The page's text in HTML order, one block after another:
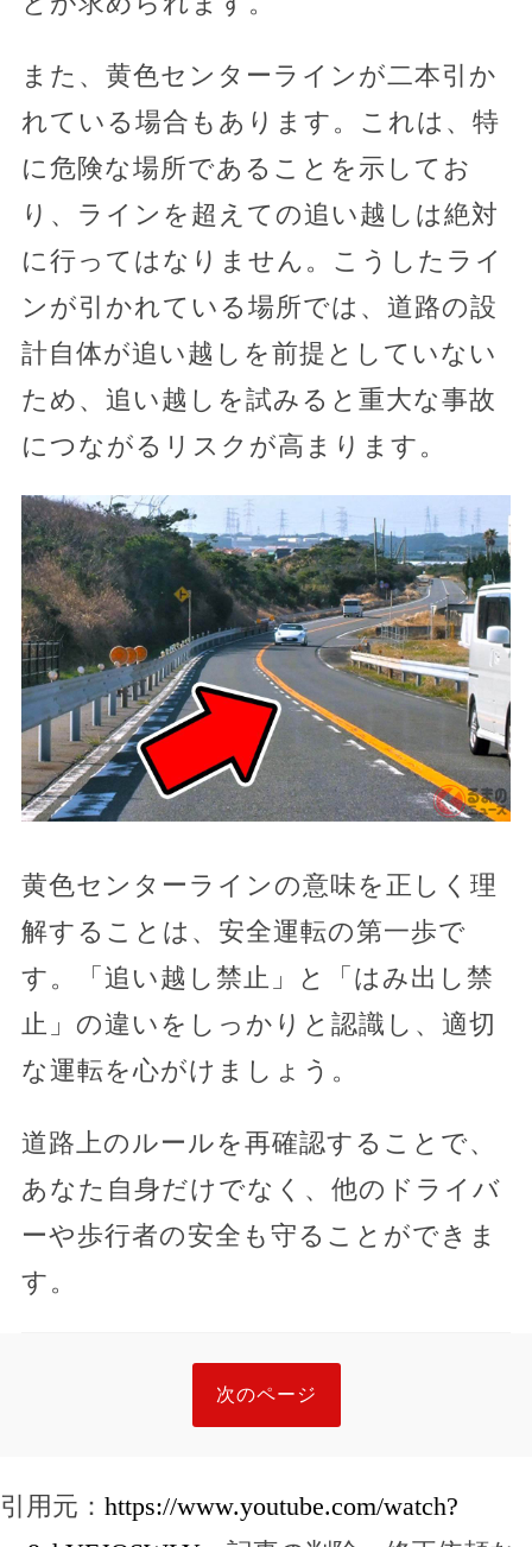
また、黄色センターラインが二本引か
れている場合もあります。これは、特
に危険な場所であることを示してお
り、ラインを超えての追い越しは絶対
に行ってはなりません。こうしたライ
ンが引かれている場所では、道路の設
計自体が追い越しを前提としていない
ため、追い越しを試みると重大な事故
につながるリスクが高まります。
黄色センターラインの意味を正しく理
解することは、安全運転の第一歩で
す。「追い越し禁止」と「はみ出し禁
止」の違いをしっかりと認識し、適切
な運転を心がけましょう。
道路上のルールを再確認することで、
あなた自身だけでなく、他のドライバ
ーや歩行者の安全も守ることができま
す。
次のページ
引用元： https://www.youtube.com/watch?